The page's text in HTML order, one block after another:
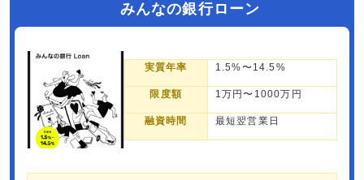
みんなの銀行ローン
実質年率 1.5%〜14.5%
限度額 1万円〜1000万円
融資時間 最短翌営業日